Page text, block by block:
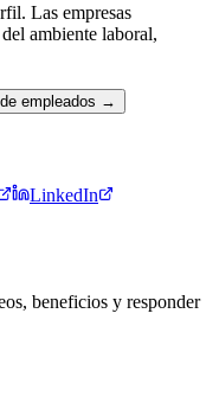
Las empresas
ambiente laboral,
empleados →
LinkedIn
beneficios y responder